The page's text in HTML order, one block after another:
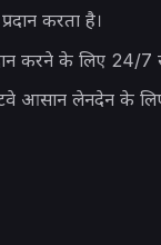
करता है।
करने के लिए 24/7
आसान लेनदेन के